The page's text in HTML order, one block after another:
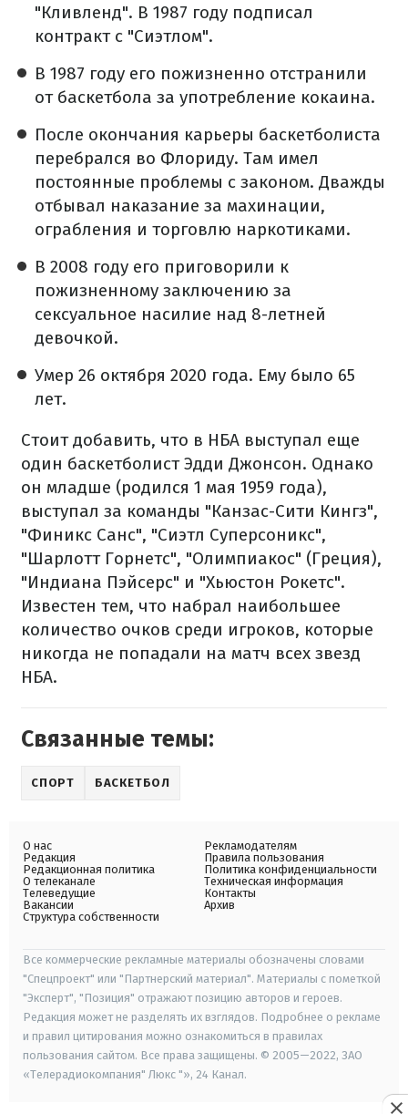
"Кливленд". В 1987 году подписал
контракт с "Сиэтлом".
В 1987 году его пожизненно отстранили
от баскетбола за употребление кокаина.
После окончания карьеры баскетболиста
перебрался во Флориду. Там имел
постоянные проблемы с законом. Дважды
отбывал наказание за махинации,
ограбления и торговлю наркотиками.
В 2008 году его приговорили к
пожизненному заключению за
сексуальное насилие над 8-летней
девочкой.
Умер 26 октября 2020 года. Ему было 65
лет.
Стоит добавить, что в НБА выступал еще
один баскетболист Эдди Джонсон. Однако
он младше (родился 1 мая 1959 года),
выступал за команды "Канзас-Сити Кингз",
"Финикс Санс", "Сиэтл Суперсоникс",
"Шарлотт Горнетс", "Олимпиакос" (Греция),
"Индиана Пэйсерс" и "Хьюстон Рокетс".
Известен тем, что набрал наибольшее
количество очков среди игроков, которые
никогда не попадали на матч всех звезд
НБА.
Связанные темы:
СПОРТ БАСКЕТБОЛ
О нас
Редакция
Редакционная политика
О телеканале
Телеведущие
Вакансии
Структура собственности
Рекламодателям
Правила пользования
Политика конфиденциальности
Техническая информация
Контакты
Архив
Все коммерческие рекламные материалы обозначены словами
"Спецпроект" или "Партнерский материал". Материалы с пометкой
"Эксперт", "Позиция" отражают позицию авторов и героев.
Редакция может не разделять их взглядов. Подробнее о рекламе
и правил цитирования можно ознакомиться в правилах
пользования сайтом. Все права защищены. © 2005—2022, ЗАО
«Телерадиокомпания" Люкс "», 24 Канал.